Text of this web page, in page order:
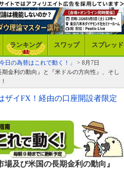
ランキング スワップ スプレッド
日の為替はこれで動く！」
> 8月7日
金利の動向』と『米ドルの方向性』、そし
ザイFX！経由の口座開設者限定
及び米国の長期金利の動向』